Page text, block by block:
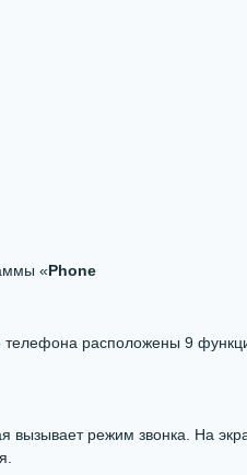
«Phone
телефона расположены 9
вызывает режим звонка. На